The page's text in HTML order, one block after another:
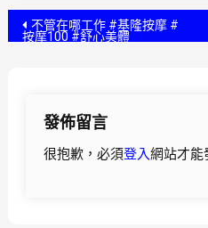
文不管在哪工作 #基隆按摩 #
按摩100 #舒心美體
發佈留言
很抱歉，必須登入網站才能